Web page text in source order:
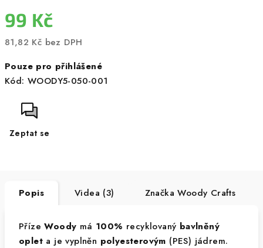
99 Kč
81,82 Kč bez DPH
cena:
Pouze pro přihlášené
Kód: WOODY5-050-001
Zeptat se
Popis Videa (3) Značka Woody Crafts
PřízeWoody má 100% recyklovaný bavlněný
oplet a je vyplněn polyesterovým (PES) jádrem.